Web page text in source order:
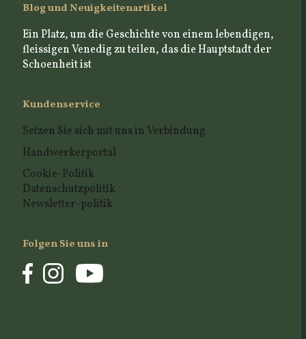
Blog und Neuigkeitenartikel
Ein Platz, um die Geschichte von einem lebendigen,
fleissigen Venedig zu teilen, das die Hauptstadt der
Schoenheit ist
Kundenservice
Setzen Sie sich mit uns in Verbindung
Handwerkerportal
Cookie-Politik
Datenschutzpolitik
Newsletter-politik
Folgen Sie uns in